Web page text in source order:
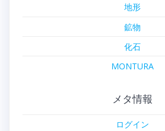
地形
鉱物
化石
MONTURA
メタ情報
ログイン